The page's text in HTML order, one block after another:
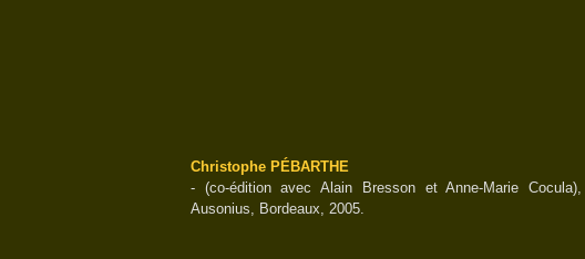
Christophe PÉBARTHE
- (co-édition avec Alain Bresson et Anne-Marie Cocula),
Ausonius, Bordeaux, 2005.